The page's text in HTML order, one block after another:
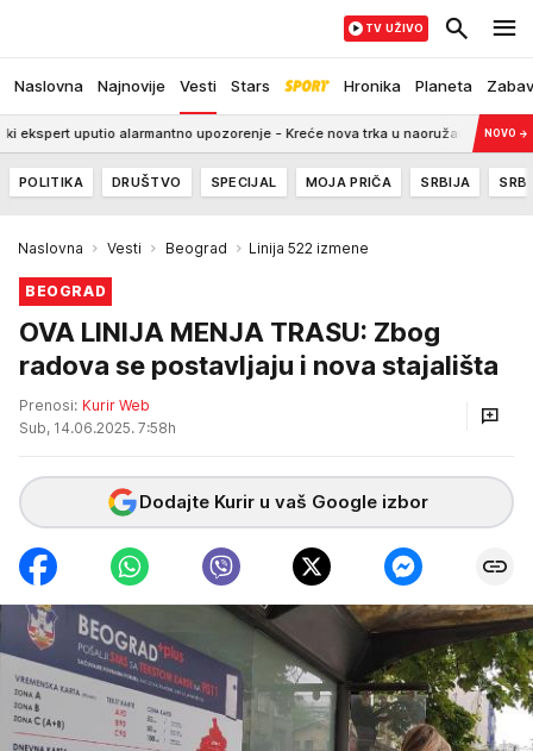
Naslovna Najnovije Vesti Stars Hronika Planeta
TV UŽIVO
uputio alarmantno upozorenje - Kreće nova trka u naoružanju? 23:59
NOVO →
POLITIKA DRUŠTVO SPECIJAL MOJA PRIČA SRBIJA
Naslovna Vesti Beograd Linija 522 izmene
BEOGRAD
OVA LINIJA MENJA TRASU: Zbog
radova se postavljaju i nova stajališta
Prenosi: Kurir Web
Sub, 14.06.2025. 7:58h
Dodajte Kurir u vaš Google izbor